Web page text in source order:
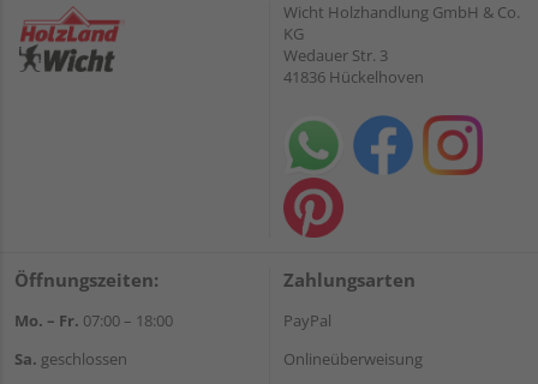
Wicht Holzhandlung GmbH & Co.
KG
Wedauer Str. 3
41836 Hückelhoven
Öffnungszeiten:
Mo. – Fr. 07:00 – 18:00
Sa. geschlossen
Zahlungsarten
PayPal
Onlineüberweisung